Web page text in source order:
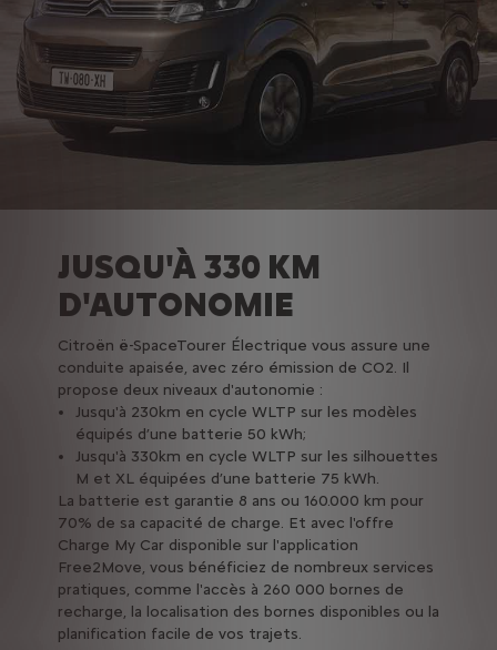
JUSQU'À 330 KM
D'AUTONOMIE
Citroën ë-SpaceTourer Électrique vous assure une
conduite apaisée, avec zéro émission de CO2. Il
propose deux niveaux d'autonomie :
Jusqu'à 230km en cycle WLTP sur les modèles
équipés d’une batterie 50 kWh;
Jusqu'à 330km en cycle WLTP sur les silhouettes
M et XL équipées d’une batterie 75 kWh.
La batterie est garantie 8 ans ou 160.000 km pour
70% de sa capacité de charge. Et avec l'offre
Charge My Car disponible sur l'application
Free2Move, vous bénéficiez de nombreux services
pratiques, comme l'accès à 260 000 bornes de
recharge, la localisation des bornes disponibles ou la
planification facile de vos trajets.